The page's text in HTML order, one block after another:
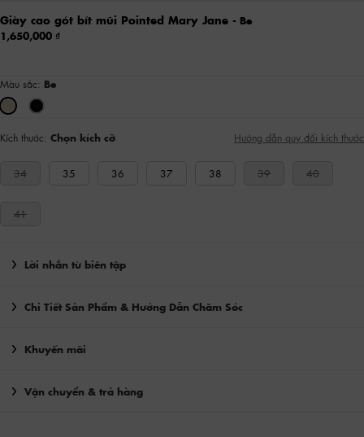
Giày cao gót bít mũi Pointed Mary Jane - Be
1,650,000
Màu sắc: Be
Kích thước: Chọn kích cỡ Hướng dẫn quy đổi kích thước
34 35 36 37 38 39 40
41
Lời nhắn từ biên tập
Chi Tiết Sản Phẩm & Hướng Dẫn Chăm Sóc
Khuyến mãi
Vận chuyển & trả hàng